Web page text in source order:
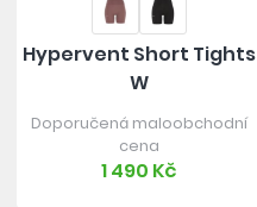
Hypervent Short Tights
W
Doporučená maloobchodní
cena
1 490 Kč